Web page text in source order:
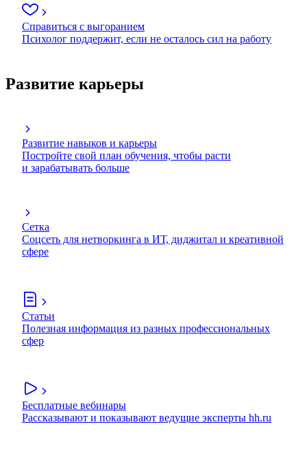
Справиться с выгоранием
Психолог поддержит, если не осталось сил на работу
Развитие карьеры
Развитие навыков и карьеры
Постройте свой план обучения, чтобы расти
и зарабатывать больше
Сетка
Соцсеть для нетворкинга в ИТ, диджитал и креативной
сфере
Статьи
Полезная информация из разных профессиональных
сфер
Бесплатные вебинары
Рассказывают и показывают ведущие эксперты hh.ru